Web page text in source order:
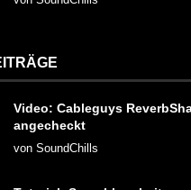
Video: Cableguys
angecheckt
von SoundChills